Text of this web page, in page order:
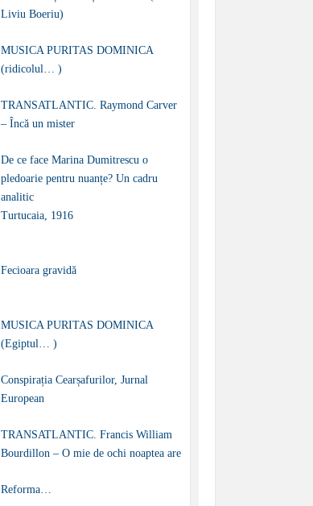
Liviu Boeriu)
MUSICA PURITAS DOMINICA
(ridicolul… )
TRANSATLANTIC. Raymond Carver
– Încă un mister
De ce face Marina Dumitrescu o
pledoarie pentru nuanțe? Un cadru
analitic
Turtucaia, 1916
Fecioara gravidă
MUSICA PURITAS DOMINICA
(Egiptul… )
Conspirația Cearșafurilor, Jurnal
European
TRANSATLANTIC. Francis William
Bourdillon – O mie de ochi noaptea are
Reforma…